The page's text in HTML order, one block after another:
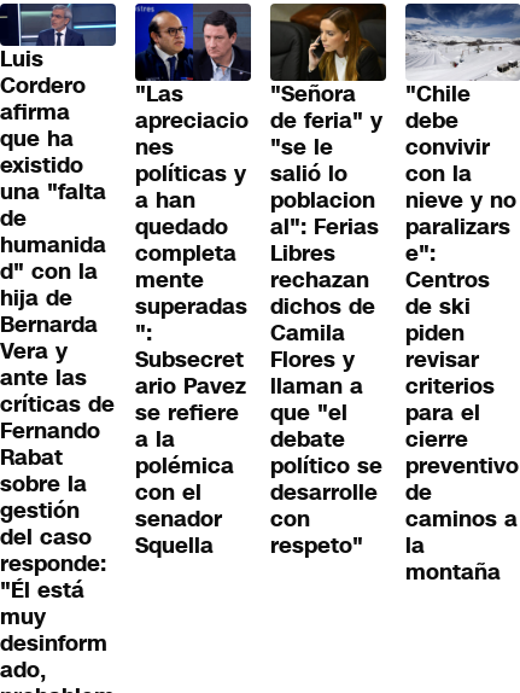
Luis
Cordero
afirma
que ha
existido
una "falta
de
humanida
d" con la
hija de
Bernarda
Vera y
ante las
críticas de
Fernando
Rabat
sobre la
gestión
del caso
responde:
"Él está
muy
desinform
ado,
"Las
apreciacio
nes
políticas y
a han
quedado
completa
mente
superadas
":
Subsecret
ario Pavez
se refiere
a la
polémica
con el
senador
Squella
"Señora
de feria" y
"se le
salió lo
poblacion
al": Ferias
Libres
rechazan
dichos de
Camila
Flores y
llaman a
que "el
debate
político se
desarrolle
con
respeto"
"Chile
debe
convivir
con la
nieve y no
paralizars
e":
Centros
de ski
piden
revisar
criterios
para el
cierre
preventivo
de
caminos a
la
montaña